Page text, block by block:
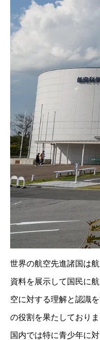
世界の航空先進諸国は
資料を展示して国民に
空に対する理解と認識
の役割を果たしておりま
国内では特に青少年に